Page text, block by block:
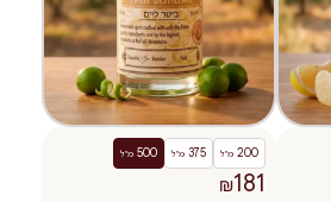
500 מ"ל 375 מ"ל 200 מ"ל
₪181